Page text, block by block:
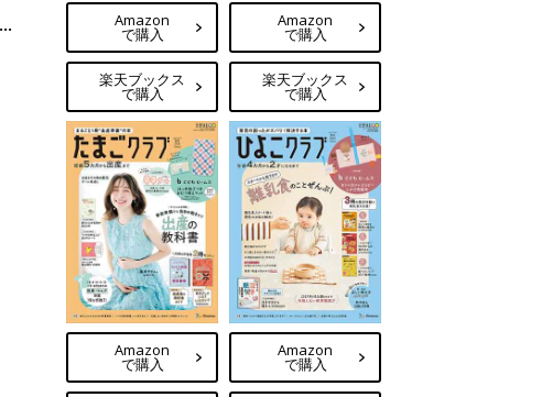
Amazon
で購入
楽天ブックス
で購入
Amazon
で購入
楽天ブックス
で購入
Amazon
で購入
Amazon
で購入